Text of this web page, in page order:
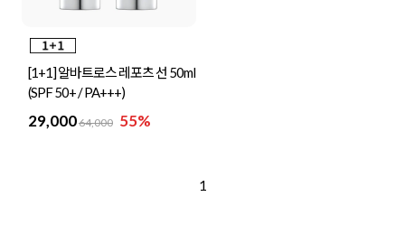
[1+1] 알바트로스 레포츠 선 50ml
(SPF 50+ / PA+++)
29,00064,000 55%
1